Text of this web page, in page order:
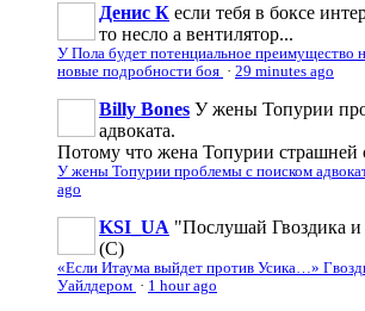
Денис К если тебя в боксе
то несло а вентилятор...
У Пола будет потенциальное
новые подробности боя · 29 minutes ago
Billy Bones У жены Топурии
адвоката.
Потому что жена Топурии страшней
У жены Топурии проблемы с поиском
ago
KSI_UA "Послушай Гвоздика и
(С)
«Если Итаума выйдет против Усика…»
Уайлдером · 1 hour ago